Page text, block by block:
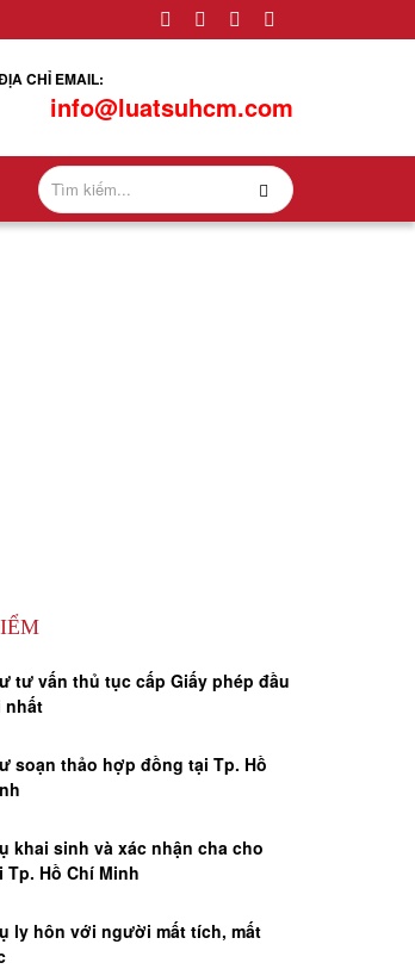
CHỈ EMAIL:
info@luatsuhcm.com
tư vấn thủ tục cấp Giấy phép đầu
nhất
soạn thảo hợp đồng tại Tp. Hồ
khai sinh và xác nhận cha cho
Tp. Hồ Chí Minh
ly hôn với người mất tích, mất